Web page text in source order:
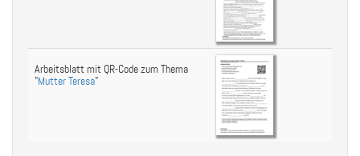
Arbeitsblatt mit QR-Code zum Thema
"Mutter Teresa"